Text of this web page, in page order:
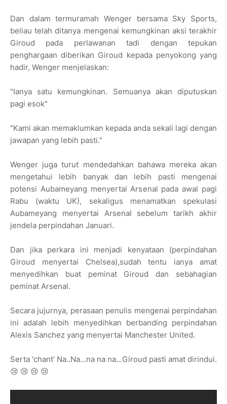
Dan dalam termuramah Wenger bersama Sky Sports,
beliau telah ditanya mengenai kemungkinan aksi terakhir
Giroud pada perlawanan tadi dengan tepukan
penghargaan diberikan Giroud kepada penyokong yang
hadir, Wenger menjelaskan:
"Ianya satu kemungkinan. Semuanya akan diputuskan
pagi esok"
"Kami akan memaklumkan kepada anda sekali lagi dengan
jawapan yang lebih pasti."
Wenger juga turut mendedahkan bahawa mereka akan
mengetahui lebih banyak dan lebih pasti mengenai
potensi Aubameyang menyertai Arsenal pada awal pagi
Rabu (waktu UK), sekaligus menamatkan spekulasi
Aubameyang menyertai Arsenal sebelum tarikh akhir
jendela perpindahan Januari.
Dan jika perkara ini menjadi kenyataan (perpindahan
Giroud menyertai Chelsea),sudah tentu ianya amat
menyedihkan buat peminat Giroud dan sebahagian
peminat Arsenal.
Secara jujurnya, perasaan penulis mengenai perpindahan
ini adalah lebih menyedihkan berbanding perpindahan
Alexis Sanchez yang menyertai Manchester United.
Serta 'chant' Na..Na...na na na...Giroud pasti amat dirindui.
😢 😢 😢 😢